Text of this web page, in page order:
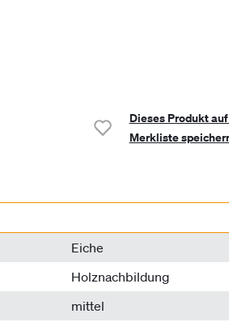
Dieses Produkt
Merkliste
Eiche
Holznachbildung
mittel